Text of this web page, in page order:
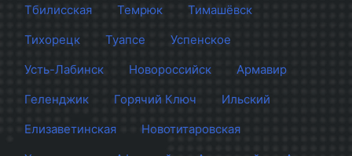
Тбилисская
Темрюк
Тимашёвск
Тихорецк
Туапсе
Успенское
Усть-Лабинск
Новороссийск
Армавир
Геленджик
Горячий Ключ
Ильский
Елизаветинская
Новотитаровская